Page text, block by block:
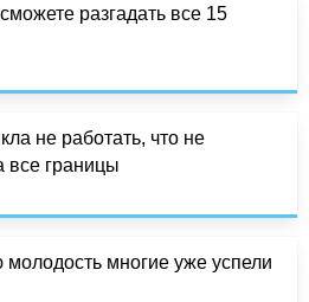
разгадать все 15
не работать, что не
все границы
молодость многие уже успели